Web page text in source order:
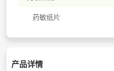
药敏纸片
产品详情